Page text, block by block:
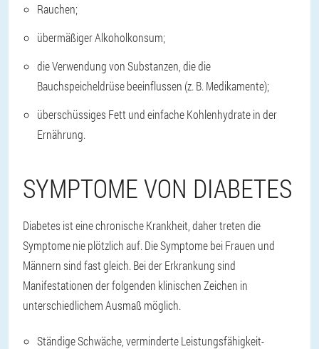
Rauchen;
übermäßiger Alkoholkonsum;
die Verwendung von Substanzen, die die
Bauchspeicheldrüse beeinflussen (z. B. Medikamente);
überschüssiges Fett und einfache Kohlenhydrate in der
Ernährung.
SYMPTOME VON DIABETES
Diabetes ist eine chronische Krankheit, daher treten die
Symptome nie plötzlich auf. Die Symptome bei Frauen und
Männern sind fast gleich. Bei der Erkrankung sind
Manifestationen der folgenden klinischen Zeichen in
unterschiedlichem Ausmaß möglich.
Ständige Schwäche, verminderte Leistungsfähigkeit-